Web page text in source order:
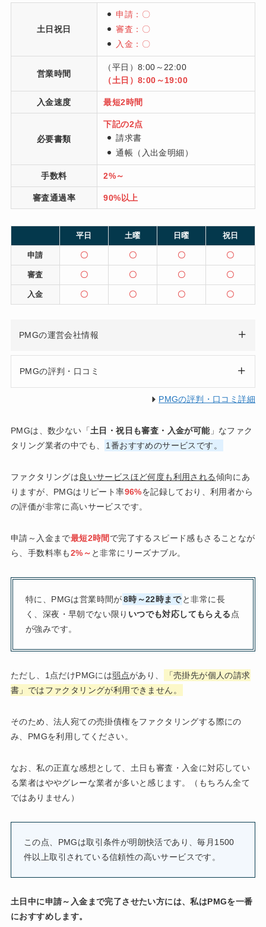
土日祝日
申請：〇
審査：〇
入金：〇
営業時間
（平日）8:00～22:00
（土日）8:00～19:00
入金速度 最短2時間
必要書類
下記の2点
請求書
通帳（入出金明細）
手数料 2%～
審査通過率 90%以上
平日 土曜 日曜 祝日
申請 〇 〇 〇 〇
審査 〇 〇 〇 〇
入金 〇 〇 〇 〇
PMGの運営会社情報
PMGの評判・口コミ
PMGの評判・口コミ詳細
PMGは、数少ない「土日・祝日も審査・入金が可能」なファク
タリング業者の中でも、
1番おすすめのサービスです。
ファクタリングは良いサービスほど何度も利用される傾向にあ
りますが、PMGはリピート率96%を記録しており、利用者から
の評価が非常に高いサービスです。
申請～入金まで最短2時間 で完了するスピード感もさることなが
ら、手数料率も2%～ と非常にリーズナブル。
特に、PMGは営業時間が8時～22時まで と非常に長
く、深夜・早朝でない限り いつでも対応してもらえる 点
が強みです。
ただし、1点だけPMGには弱点があり、
「売掛先が個人の請求
書」ではファクタリングが利用できません。
そのため、法人宛ての売掛債権をファクタリングする際にの
み、PMGを利用してください。
なお、私の正直な感想として、土日も審査・入金に対応してい
る業者はややグレーな業者が多いと感じます。（もちろん全て
ではありません）
この点、PMGは取引条件が明朗快活であり、毎月1500
件以上取引されている信頼性の高いサービスです。
土日中に申請～入金まで完了させたい方には、私はPMGを一番
におすすめします。